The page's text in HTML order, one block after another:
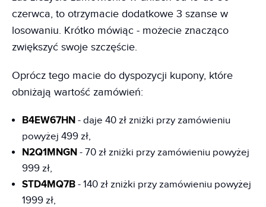
czerwca, to otrzymacie dodatkowe 3 szanse w
losowaniu. Krótko mówiąc - możecie znacząco
zwiększyć swoje szczęście.
Oprócz tego macie do dyspozycji kupony, które
obniżają wartość zamówień:
B4EW67HN - daje 40 zł zniżki przy zamówieniu
powyżej 499 zł,
N2Q1MNGN - 70 zł zniżki przy zamówieniu powyżej
999 zł,
STD4MQ7B - 140 zł zniżki przy zamówieniu powyżej
1999 zł,